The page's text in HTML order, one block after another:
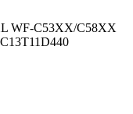
WF-C53XX/C58XX